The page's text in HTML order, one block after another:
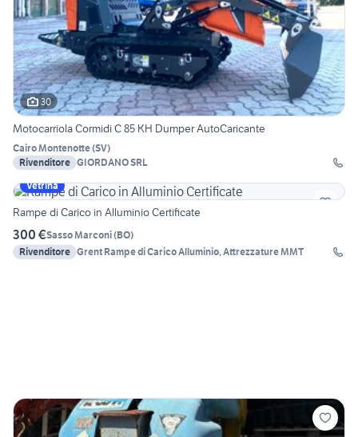
30
Motocarriola Cormidi C 85 KH Dumper AutoCaricante
Cairo Montenotte(SV)
Rivenditore GIORDANO SRL
Vetrina
Rampe di Carico in Alluminio Certificate
300 €Sasso Marconi(BO)
Rivenditore Grent Rampe di Carico Alluminio, Attrezzature MMT